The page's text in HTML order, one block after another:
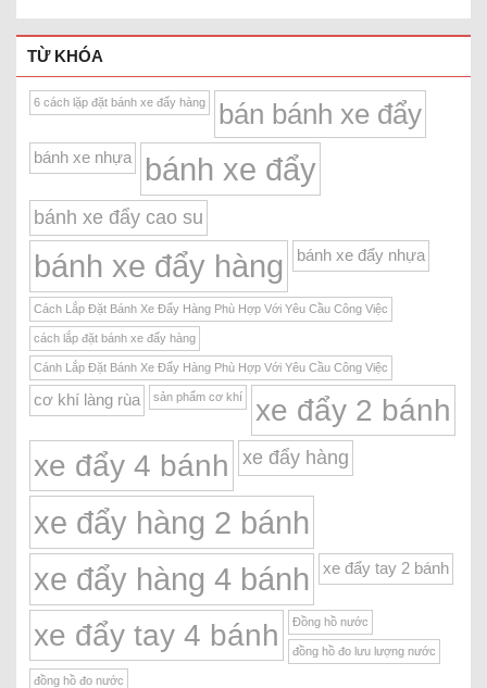
TỪ KHÓA
6 cách lặp đặt bánh xe đẩy hàng bán bánh xe đẩy
bánh xe nhựa bánh xe đẩy
bánh xe đẩy cao su
bánh xe đẩy hàng bánh xe đẩy nhựa
Cách Lắp Đặt Bánh Xe Đẩy Hàng Phù Hợp Với Yêu Cầu Công Việc
cách lắp đặt bánh xe đẩy hàng
Cánh Lắp Đặt Bánh Xe Đẩy Hàng Phù Hợp Với Yêu Cầu Công Việc
cơ khí làng rùa sản phẩm cơ khí
xe đẩy 2 bánh
xe đẩy 4 bánh
xe đẩy hàng
xe đẩy hàng 2 bánh
xe đẩy hàng 4 bánh xe đẩy tay 2 bánh
xe đẩy tay 4 bánh Đồng hồ nước
đồng hồ đo lưu lượng nước
đồng hồ đo nước